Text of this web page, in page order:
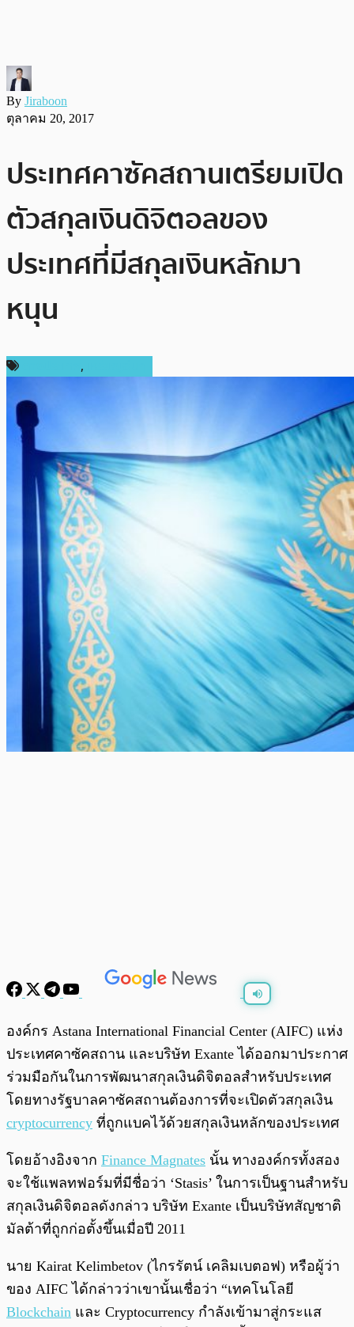
By Jiraboon
ตุลาคม 20, 2017
ประเทศคาซัคสถานเตรียมเปิด
ตัวสกุลเงินดิจิตอลของ
ประเทศที่มีสกุลเงินหลักมา
หนุน
,
องค์กร Astana International Financial Center (AIFC) แห่ง
ประเทศคาซัคสถาน และบริษัท Exante ได้ออกมาประกาศ
ร่วมมือกันในการพัฒนาสกุลเงินดิจิตอลสำหรับประเทศ
โดยทางรัฐบาลคาซัคสถานต้องการที่จะเปิดตัวสกุลเงิน
cryptocurrency ที่ถูกแบคไว้ด้วยสกุลเงินหลักของประเทศ
โดยอ้างอิงจาก Finance Magnates นั้น ทางองค์กรทั้งสอง
จะใช้แพลทฟอร์มที่มีชื่อว่า ‘Stasis’ ในการเป็นฐานสำหรับ
สกุลเงินดิจิตอลดังกล่าว บริษัท Exante เป็นบริษัทสัญชาติ
มัลต้าที่ถูกก่อตั้งขึ้นเมื่อปี 2011
นาย Kairat Kelimbetov (ไกรรัตน์ เคลิมเบตอฟ) หรือผู้ว่า
ของ AIFC ได้กล่าวว่าเขานั้นเชื่อว่า “เทคโนโลยี
Blockchain และ Cryptocurrency กำลังเข้ามาสู่กระแส